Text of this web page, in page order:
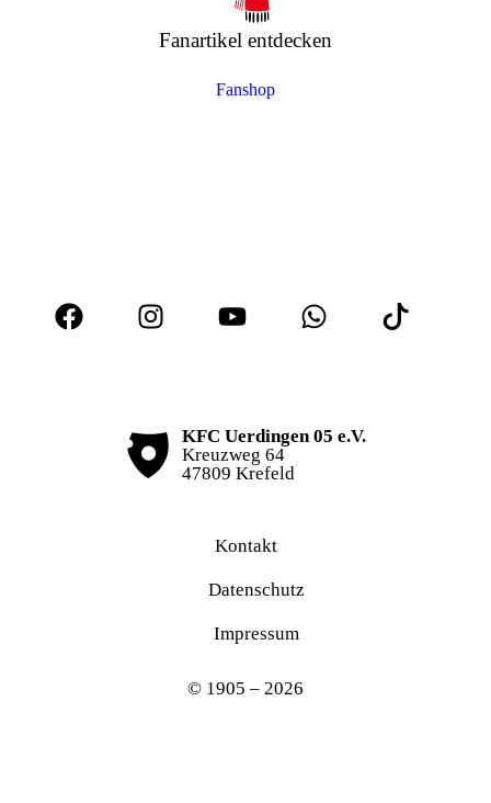
Fanartikel entdecken
Fanshop
KFC Uerdingen 05 e.V.
Kreuzweg 64
47809 Krefeld
Kontakt
Datenschutz
Impressum
© 1905 – 2026